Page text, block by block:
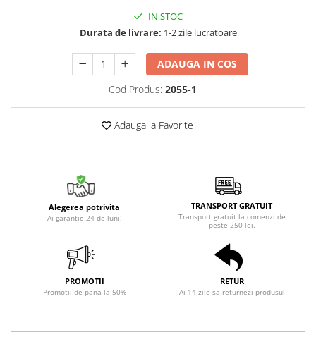
IN STOC
Durata de livrare: 1-2 zile lucratoare
ADAUGA IN COS
Cod Produs: 2055-1
Adauga la Favorite
Alegerea potrivita
Ai garantie 24 de luni!
TRANSPORT GRATUIT
Transport gratuit la comenzi de
peste 250 lei.
PROMOTII
Promotii de pana la 50%
RETUR
Ai 14 zile sa returnezi produsul